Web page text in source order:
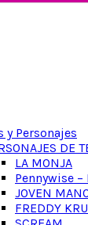
y Personajes
DE
LA MONJA
Pennywise –
JOVEN
FREDDY